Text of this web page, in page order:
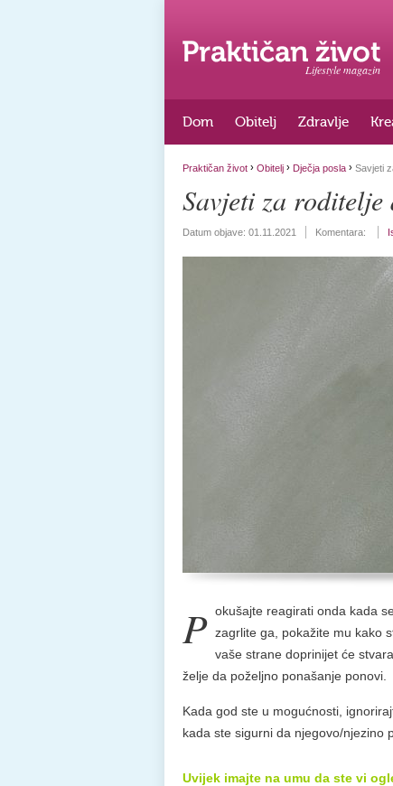
Lifestyle magazin
Dom Obitelj Zdravlje
Praktičan život › Obitelj › Dječja posla › Savjeti
Savjeti za
Datum objave: 01.11.2021 Komentara:
P okušajte reagirati onda kada
zagrlite ga, pokažite mu kako
vaše strane doprinijet će
želje da poželjno ponašanje ponovi.
Kada god ste u mogućnosti,
kada ste sigurni da njegovo/njezino
Uvijek imajte na umu da ste vi